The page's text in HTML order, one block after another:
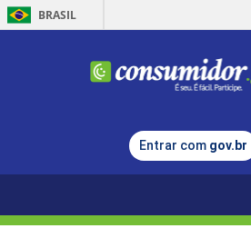
BRASIL
Entrar com gov.br